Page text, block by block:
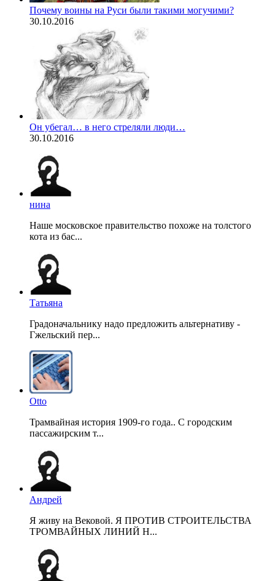
Почему воины на Руси были такими могучими?
30.10.2016
Он убегал… в него стреляли люди…
30.10.2016
нина
Наше московское правительство похоже на толстого
кота из бас...
Татьяна
Градоначальнику надо предложить альтернативу -
Гжельский пер...
Otto
Трамвайная история 1909-го года.. С городским
пассажирским т...
Андрей
Я живу на Вековой. Я ПРОТИВ СТРОИТЕЛЬСТВА
ТРОМВАЙНЫХ ЛИНИЙ Н...